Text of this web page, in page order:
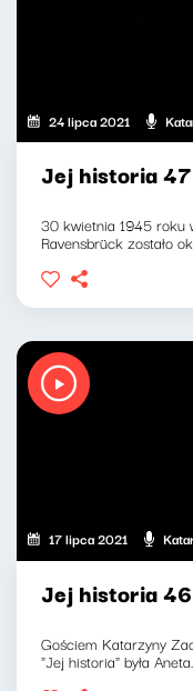
24 lipca 2021
Jej historia 47
30 kwietnia 1945 roku
Ravensbrück zostało
17 lipca 2021
Jej historia 46
Gościem Katarzyny
"Jej historia" była